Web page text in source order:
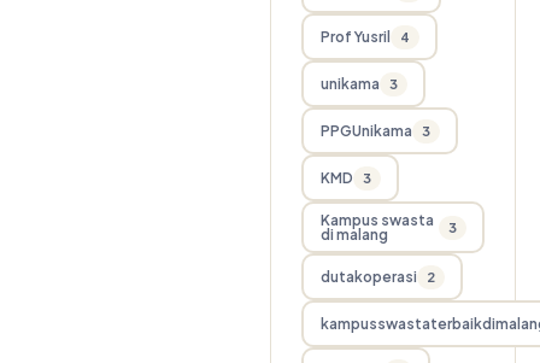
Prof Yusril 4
unikama 3
PPGUnikama 3
KMD 3
Kampus swasta
di malang
3
dutakoperasi 2